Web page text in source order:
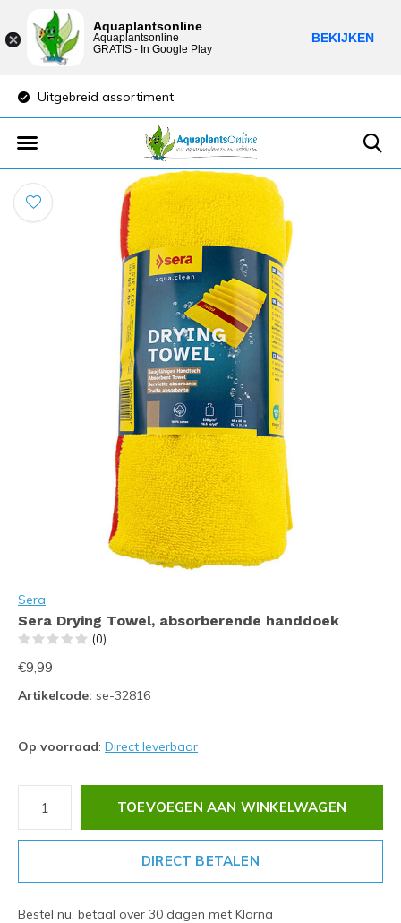
Uitgebreid assortiment
Sera
Sera Drying Towel, absorberende handdoek
(0)
€9,99
Artikelcode: se-32816
Op voorraad: Direct leverbaar
TOEVOEGEN AAN WINKELWAGEN
DIRECT BETALEN
Bestel nu, betaal over 30 dagen met Klarna
Aquaplantsonline
Aquaplantsonline
GRATIS - In Google Play
BEKIJKEN